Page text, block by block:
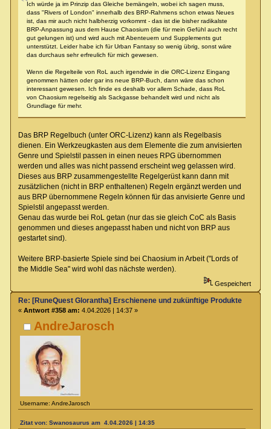
Ich würde ja im Prinzip das Gleiche bemängeln, wobei ich sagen muss,
dass "Rivers of London" innerhalb des BRP-Rahmens schon etwas Neues
ist, das mir auch nicht halbherzig vorkommt - das ist die bisher radikalste
BRP-Anpassung aus dem Hause Chaosium (die für mein Gefühl auch recht
gut gelungen ist) und wird auch mit Abenteuern und Supplements gut
unterstützt. Leider habe ich für Urban Fantasy so wenig übrig, sonst wäre
das durchaus sehr erfreulich für mich gewesen.
Wenn die Regelteile von RoL auch irgendwie in die ORC-Lizenz Eingang
genommen hätten oder gar ins neue BRP-Buch, dann wäre das schon
interessant gewesen. Ich finde es deshalb vor allem Schade, dass RoL
von Chaosium regelseitig als Sackgasse behandelt wird und nicht als
Grundlage für mehr.
Das BRP Regelbuch (unter ORC-Lizenz) kann als Regelbasis
dienen. Ein Werkzeugkasten aus dem Elemente die zum anvisierten
Genre und Spielstil passen in einen neues RPG übernommen
werden und alles was nicht passend erscheint weg gelassen wird.
Dieses aus BRP zusammengestellte Regelgerüst kann dann mit
zusätzlichen (nicht in BRP enthaltenen) Regeln ergänzt werden und
aus BRP übernommene Regeln können für das anvisierte Genre und
Spielstil angepasst werden.
Genau das wurde bei RoL getan (nur das sie gleich CoC als Basis
genommen und dieses angepasst haben und nicht von BRP aus
gestartet sind).
Weitere BRP-basierte Spiele sind bei Chaosium in Arbeit ("Lords of
the Middle Sea" wird wohl das nächste werden).
Gespeichert
AndreJarosch
Username: AndreJarosch
Re: [RuneQuest Glorantha] Erschienene und zukünftige Produkte
« Antwort #358 am: 4.04.2026 | 14:37 »
Zitat von: Swanosaurus am 4.04.2026 | 14:35